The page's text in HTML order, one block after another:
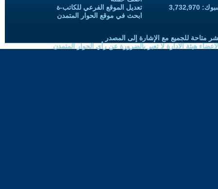
تعديل الموقع الفرعي للكاتب-ة
ابحث في موقع الحوار المتمدن
متاحة للجميع مع الإشارة إلى المصدر
هيئة الادارة لا تعبر بالضرورة عن رأي الحوار المتمدن